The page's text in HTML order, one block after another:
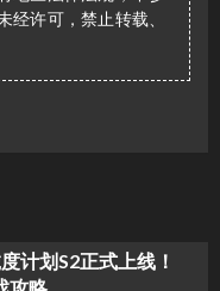
许可，禁止转载、
计划S2正式上线！